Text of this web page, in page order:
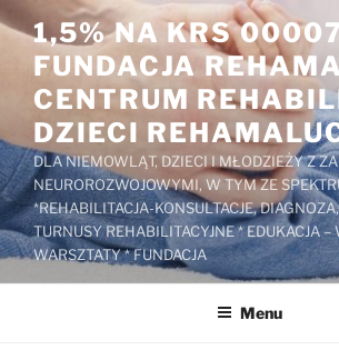
Przejdź
do
treści
1,5% NA KRS
FUNDACJA
CENTRUM
DZIECI
DLA NIEMOWLĄT, DZIECI I MŁODZIEŻY Z
NEUROROZWOJOWYMI, W TYM ZE
*REHABILITACJA-KONSULTACJE,
TURNUSY REHABILITACYJNE * EDUKACJA –
WARSZTATY * FUNDACJA
Menu